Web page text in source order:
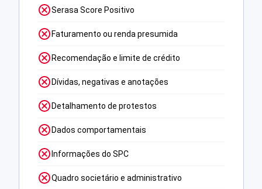
Serasa Score Positivo
Faturamento ou renda presumida
Recomendação e limite de crédito
Dívidas, negativas e anotações
Detalhamento de protestos
Dados comportamentais
Informações do SPC
Quadro societário e administrativo